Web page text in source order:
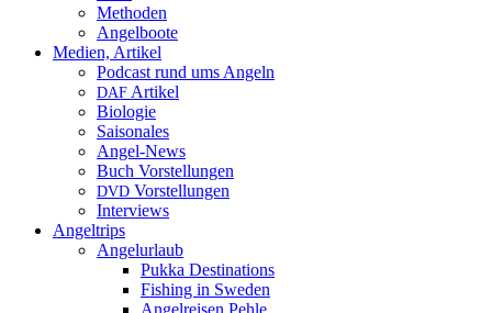
Methoden
Angelboote
Medien, Artikel
Podcast rund ums Angeln
DAF Artikel
Biologie
Saisonales
Angel-News
Buch Vorstellungen
DVD Vorstellungen
Interviews
Angeltrips
Angelurlaub
Pukka Destinations
Fishing in Sweden
Angelreisen Pehle